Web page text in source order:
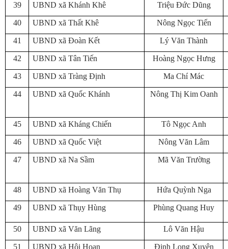
39 UBND xã Khánh Khê Triệu Đức Dũng
40 UBND xã Thất Khê Nông Ngọc Tiến
41 UBND xã Đoàn Kết Lý Văn Thành
42 UBND xã Tân Tiến Hoàng Ngọc Hưng
43 UBND xã Tràng Định Ma Chí Mác
44 UBND xã Quốc Khánh Nông Thị Kim Oanh
45 UBND xã Kháng Chiến Tô Ngọc Anh
46 UBND xã Quốc Việt Nông Văn Lâm
47 UBND xã Na Sầm Mã Văn Trường
48 UBND xã Hoàng Văn Thụ Hứa Quỳnh Nga
49 UBND xã Thụy Hùng Phùng Quang Huy
50 UBND xã Văn Lãng Lô Văn Hậu
51 UBND xã Hội Hoan Đinh Long Xuyên